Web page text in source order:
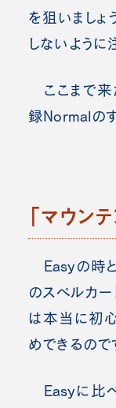
を狙いましょう
しないように
ここまで来
録Normalの
「マウンテ
Easyの時と
のスペルカー
は本当に初
めできるの
Easyに比べ